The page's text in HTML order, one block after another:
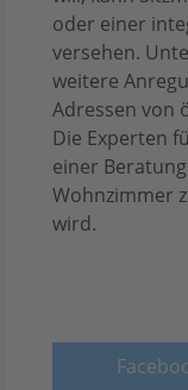
oder einer
versehen.
weitere
Adressen von
Die Experten
einer
Wohnzimmer
wird.